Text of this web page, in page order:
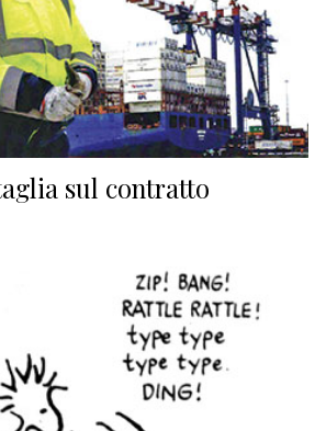
sul contratto